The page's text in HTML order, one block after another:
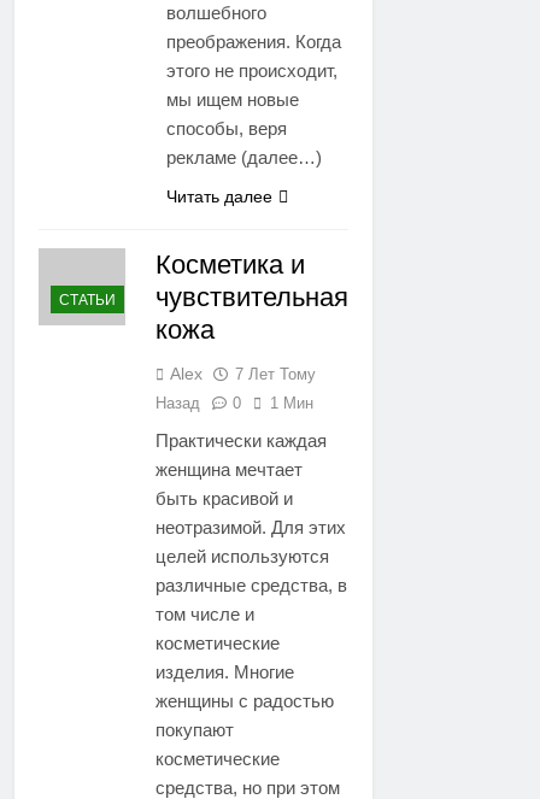
волшебного
преображения. Когда
этого не происходит,
мы ищем новые
способы, веря
рекламе (далее…)
Читать далее
СТАТЬИ
Косметика и
чувствительная
кожа
Alex
7 Лет Тому
Назад
0 1 Мин
Практически каждая
женщина мечтает
быть красивой и
неотразимой. Для этих
целей используются
различные средства, в
том числе и
косметические
изделия. Многие
женщины с радостью
покупают
косметические
средства, но при этом